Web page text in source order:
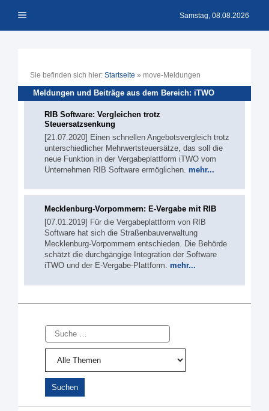
Inhalt Menü Samstag, 08.08.2026
Sie befinden sich hier: Startseite » move-Meldungen
Meldungen und Beiträge aus dem Bereich: iTWO
RIB Software: Vergleichen trotz
Steuersatzsenkung
[21.07.2020] Einen schnellen Angebotsvergleich trotz
unterschiedlicher Mehrwertsteuersätze, das soll die
neue Funktion in der Vergabeplattform iTWO vom
Unternehmen RIB Software ermöglichen. mehr...
Mecklenburg-Vorpommern: E-Vergabe mit RIB
[07.01.2019] Für die Vergabeplattform von RIB
Software hat sich die Straßenbauverwaltung
Mecklenburg-Vorpommern entschieden. Die Behörde
schätzt die durchgängige Integration der Software
iTWO und der E-Vergabe-Plattform. mehr...
Suche